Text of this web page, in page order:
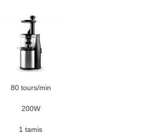
80 tours/min
200W
1 tamis